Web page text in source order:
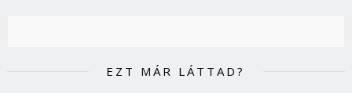
EZT MÁR LÁTTAD?